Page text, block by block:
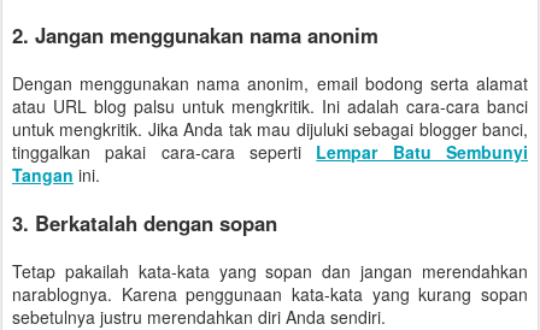
2. Jangan menggunakan nama anonim
Dengan menggunakan nama anonim, email bodong serta alamat
atau URL blog palsu untuk mengkritik. Ini adalah cara-cara banci
untuk mengkritik. Jika Anda tak mau dijuluki sebagai blogger banci,
tinggalkan pakai cara-cara seperti Lempar Batu Sembunyi
Tangan ini.
3. Berkatalah dengan sopan
Tetap pakailah kata-kata yang sopan dan jangan merendahkan
narablognya. Karena penggunaan kata-kata yang kurang sopan
sebetulnya justru merendahkan diri Anda sendiri.